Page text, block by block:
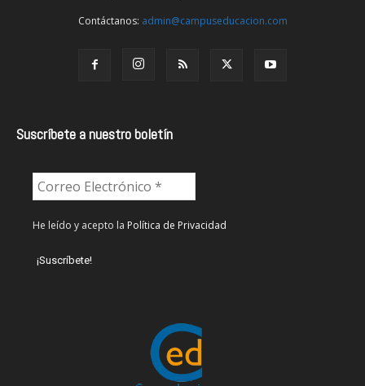
Contáctanos: admin@campuseducacion.com
Suscríbete a nuestro boletín
He leído y acepto la Política de Privacidad